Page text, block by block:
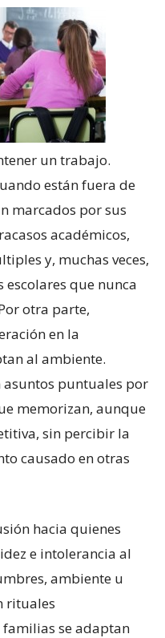
un trabajo.
están fuera de
marcados por sus
académicos,
y, muchas veces,
escolares que nunca
otra parte,
en la
al ambiente.
asuntos puntuales por
memorizan, aunque
sin percibir la
causado en otras
hacia quienes
e intolerancia al
ambiente u
rituales
se adaptan